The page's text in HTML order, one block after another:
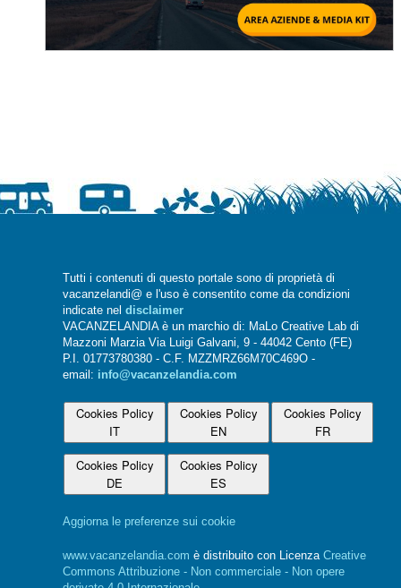
Tutti i contenuti di questo portale sono di proprietà di
vacanzelandi@ e l'uso è consentito come da condizioni
indicate nel disclaimer
VACANZELANDIA è un marchio di: MaLo Creative Lab di
Mazzoni Marzia Via Luigi Galvani, 9 - 44042 Cento (FE)
P.I. 01773780380 - C.F. MZZMRZ66M70C469O -
email: info@vacanzelandia.com
Cookies Policy
IT
Cookies Policy
EN
Cookies Policy
FR
Cookies Policy
DE
Cookies Policy
ES
Aggiorna le preferenze sui cookie
www.vacanzelandia.com è distribuito con Licenza Creative
Commons Attribuzione - Non commerciale - Non opere